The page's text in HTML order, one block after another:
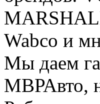
Wabco и
Мы даем
МВРАвто,